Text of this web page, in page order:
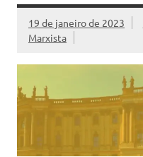
19 de janeiro de 2023
Marxista